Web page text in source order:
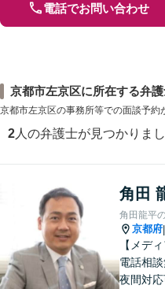
電話でお問い合わせ
京都市左京区に所在する弁
京都市左京区の事務所等での面談予約
2 人の弁護士が見つかりま
角田
角田龍平
京都府|
【メデ
電話相談
夜間対応